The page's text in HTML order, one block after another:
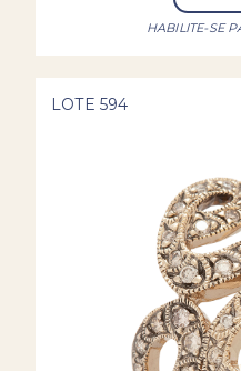
HABILITE-SE
LOTE 594